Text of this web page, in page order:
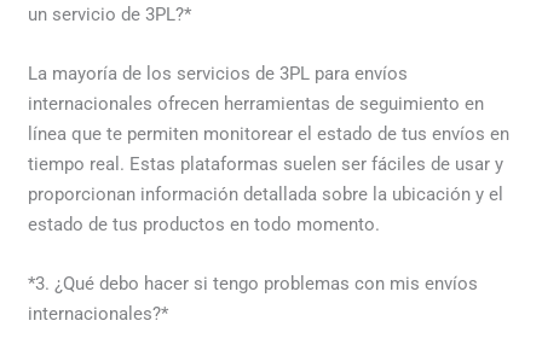
un servicio de 3PL?*
La mayoría de los servicios de 3PL para envíos
internacionales ofrecen herramientas de seguimiento en
línea que te permiten monitorear el estado de tus envíos en
tiempo real. Estas plataformas suelen ser fáciles de usar y
proporcionan información detallada sobre la ubicación y el
estado de tus productos en todo momento.
*3. ¿Qué debo hacer si tengo problemas con mis envíos
internacionales?*